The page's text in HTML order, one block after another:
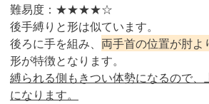
難易度：★★★★☆
後手縛りと形は似ています。
後ろに手を組み、 両手首の位置が肘よ
形が特徴となります。
縛られる側もきつい体勢になるので
になります。